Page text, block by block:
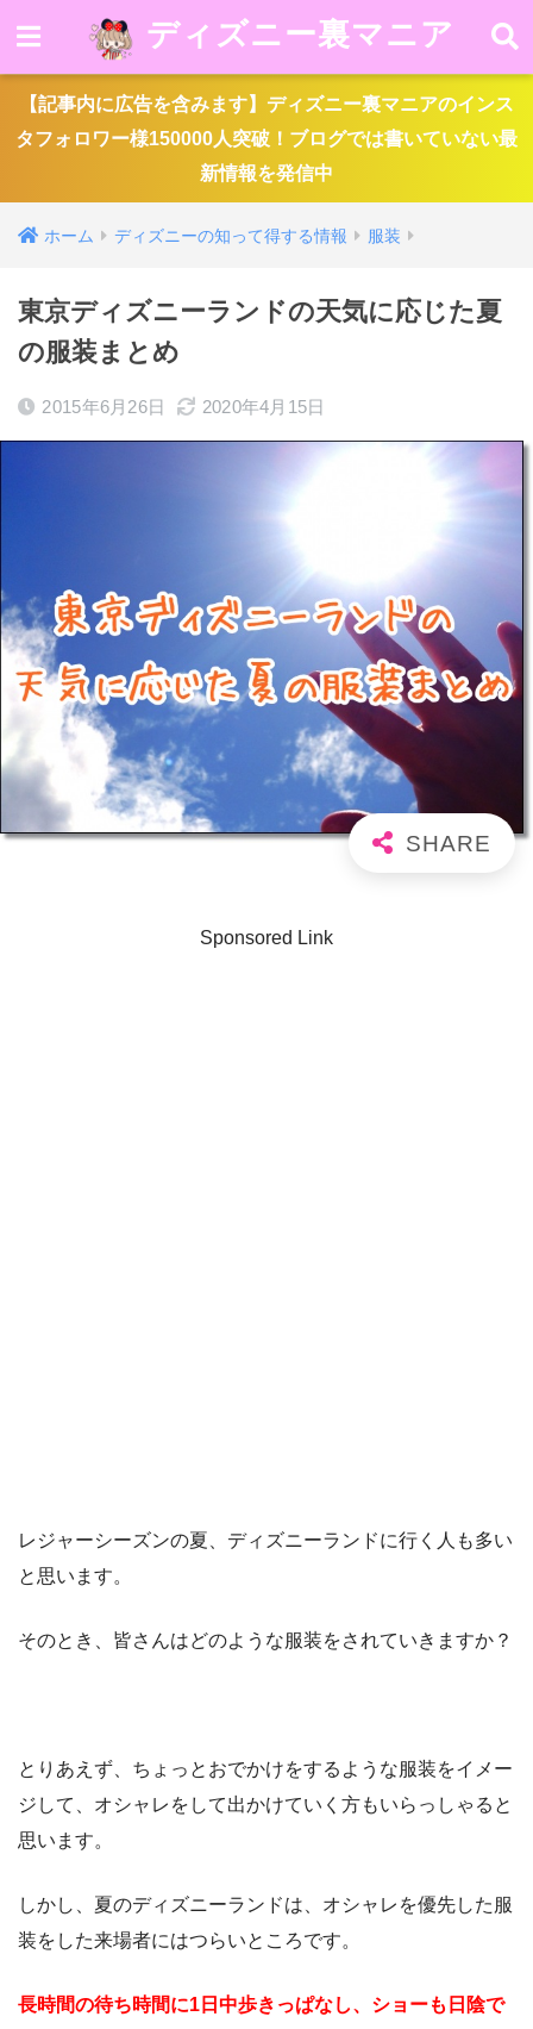
ディズニー裏マニア
【記事内に広告を含みます】ディズニー裏マニアのインス
タフォロワー様150000人突破！ブログでは書いていない最
新情報を発信中
ホーム ディズニーの知って得する情報 服装
東京ディズニーランドの天気に応じた夏
の服装まとめ
2015年6月26日 2020年4月15日
Sponsored Link
レジャーシーズンの夏、ディズニーランドに行く人も多い
と思います。
そのとき、皆さんはどのような服装をされていきますか？
とりあえず、ちょっとおでかけをするような服装をイメー
ジして、オシャレをして出かけていく方もいらっしゃると
思います。
しかし、夏のディズニーランドは、オシャレを優先した服
装をした来場者にはつらいところです。
長時間の待ち時間に1日中歩きっぱなし、ショーも日陰で